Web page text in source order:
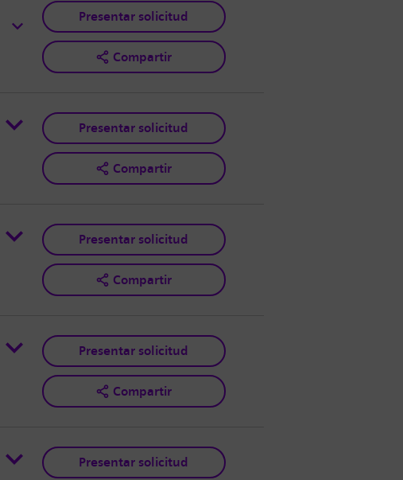
Presentar solicitud
Compartir
Presentar solicitud
Compartir
Presentar solicitud
Compartir
Presentar solicitud
Compartir
Presentar solicitud